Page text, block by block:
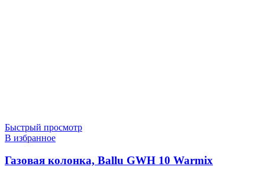
Быстрый просмотр
В избранное
Газовая колонка, Ballu GWH 10 Warmix